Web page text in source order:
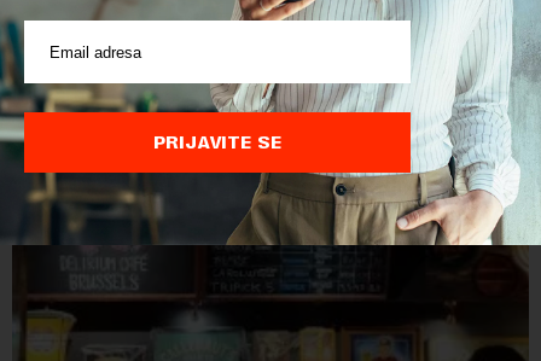
toplotni talasi i ratovi u Ukrajini i na Bliskom istoku povećavaju
troškove, piše britanski list Gardijan.Indeks cena
PRIJAVITE SE